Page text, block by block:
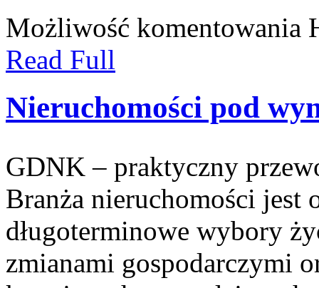
Możliwość komentowania
Read Full
Nieruchomości pod
GDNK – praktyczny
Branża nieruchomości jest
długoterminowe wybory
zmianami gospodarczymi